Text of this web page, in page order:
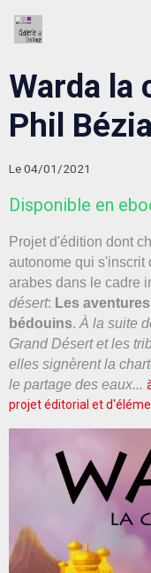
Warda la
Phil
Le 04/01/2021
Disponible en
Projet d'édition dont
autonome qui s'inscrit
arabes dans le cadre
désert: Les
bédouins. À la suite
Grand Désert et les
elles signèrent la
le partage des eaux...
projet éditorial et